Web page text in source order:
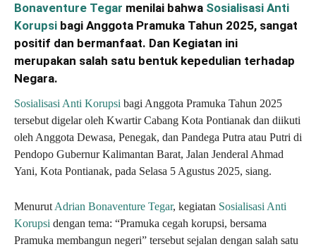
Bonaventure Tegar menilai bahwa Sosialisasi Anti
Korupsi bagi Anggota Pramuka Tahun 2025, sangat
positif dan bermanfaat. Dan Kegiatan ini
merupakan salah satu bentuk kepedulian terhadap
Negara.
Sosialisasi Anti Korupsi bagi Anggota Pramuka Tahun 2025
tersebut digelar oleh Kwartir Cabang Kota Pontianak dan diikuti
oleh Anggota Dewasa, Penegak, dan Pandega Putra atau Putri di
Pendopo Gubernur Kalimantan Barat, Jalan Jenderal Ahmad
Yani, Kota Pontianak, pada Selasa 5 Agustus 2025, siang.
Menurut Adrian Bonaventure Tegar, kegiatan Sosialisasi Anti
Korupsi dengan tema: “Pramuka cegah korupsi, bersama
Pramuka membangun negeri” tersebut sejalan dengan salah satu